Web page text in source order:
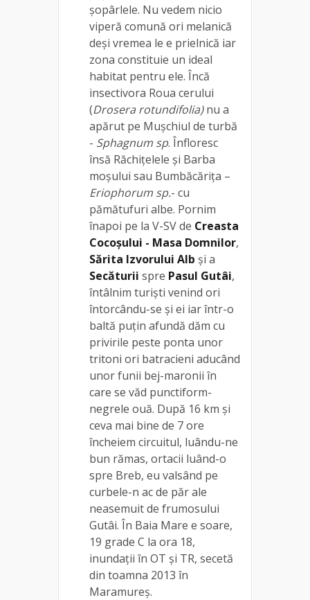
șopârlele. Nu vedem nicio
viperă comună ori melanică
deși vremea le e prielnică iar
zona constituie un ideal
habitat pentru ele. Încă
insectivora Roua cerului
(Drosera rotundifolia)nu a
apărut pe Mușchiul de turbă
- Sphagnum sp. Înfloresc
însă Răchițelele și Barba
moșului sau Bumbăcărița –
Eriophorum sp.- cu
pămătufuri albe. Pornim
înapoi pe la V-SV de Creasta
Cocoșului - Masa Domnilor,
Sărita Izvorului Alb și a
Secăturii spre Pasul Gutâi,
întâlnim turiști venind ori
întorcându-se și ei iar într-o
baltă puțin afundă dăm cu
privirile peste ponta unor
tritoni ori batracieni aducând
unor funii bej-maronii în
care se văd punctiform-
negrele ouă. După 16 km și
ceva mai bine de 7 ore
încheiem circuitul, luându-ne
bun rămas, ortacii luând-o
spre Breb, eu valsând pe
curbele-n ac de păr ale
neasemuit de frumosului
Gutâi. În Baia Mare e soare,
19 grade C la ora 18,
inundații în OT și TR, secetă
din toamna 2013 în
Maramureș.